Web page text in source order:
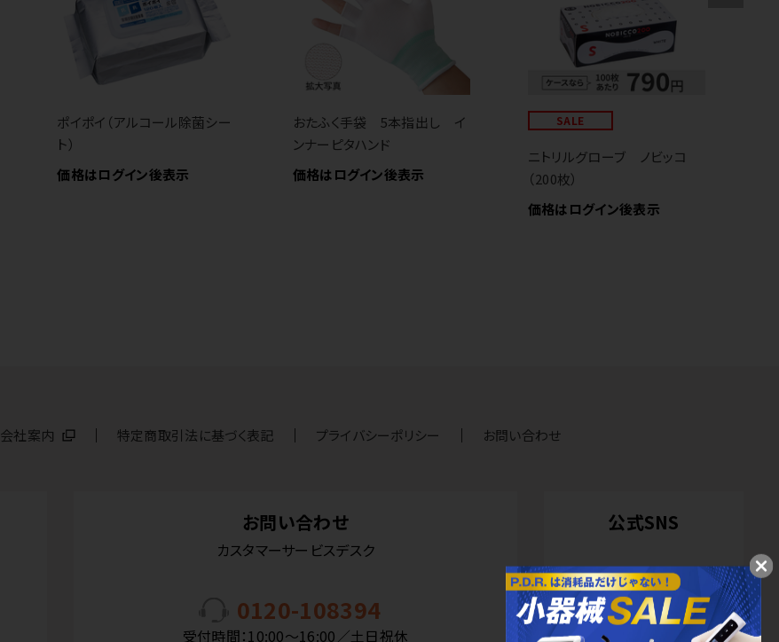
ポイポイ（アルコール除菌シー
ト）
価格はログイン後表示
おたふく手袋 5本指出し イ
ンナーピタハンド
価格はログイン後表示
SALE
ニトリルグローブ ノビッコ
（200枚）
価格はログイン後表示
会社案内 特定商取引法に基づく表記 プライバシーポリシー お問い合わせ
お問い合わせ
カスタマーサービスデスク
0120-108394
受付時間：10:00〜16:00／土日祝休
公式SNS